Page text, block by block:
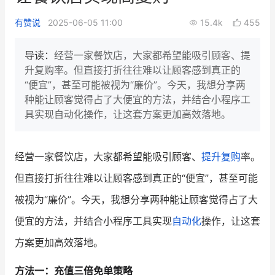
增长产品指南
智库 产品场景库
行业洞察
品牌消费观 行业报告
培训课程
私域课程
有赞说 2025-06-05 11:00 15.4k 455
导读： 经营一家餐饮店，大家都希望能吸引顾客、提
升复购率。但直接打折往往难以让顾客感到真正的
“便宜”，甚至可能被视为“廉价”。今天，我想分享两
种能让顾客觉得占了大便宜的方法，并结合小程序工
具实现自动化操作，让这套方案更加高效落地。
经营一家餐饮店，大家都希望能吸引顾客、 提升复购率。
但直接打折往往难以让顾客感到真正的“便宜”，甚至可能
被视为“廉价”。今天，我想分享两种能让顾客觉得占了大
便宜的方法，并结合小程序工具实现自动化操作，让这套
方案更加高效落地。
方法一：充值三倍免单策略